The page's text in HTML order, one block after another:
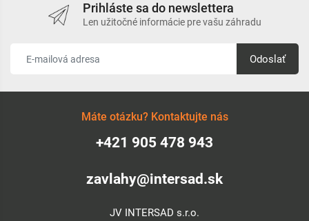
Prihláste sa do newslettera
Len užitočné informácie pre vašu záhradu
Odoslať
Máte otázku? Kontaktujte nás
+421 905 478 943
zavlahy@intersad.sk
JV INTERSAD s.r.o.